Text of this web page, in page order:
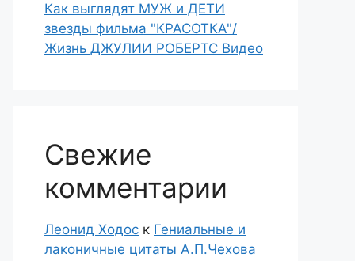
Как выглядят МУЖ и ДЕТИ
звезды фильма "КРАСОТКА"/
Жизнь ДЖУЛИИ РОБЕРТС Видео
Свежие
комментарии
Леонид Ходос к Гениальные и
лаконичные цитаты А.П.Чехова